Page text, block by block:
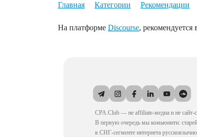
Главная Категории Рекомендации
На платформе Discourse, рекомендуется
CPA.Club — не affiliate-медиа и не сайт-
В первую очередь мы комьюнити:
в СНГ-сегменте интернета